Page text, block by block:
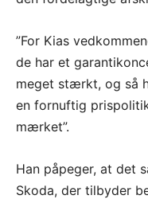
”For Kias
de har et
meget stærkt, og så
en fornuftig
mærket”.
Han påpeger, at det
Skoda, der tilbyder